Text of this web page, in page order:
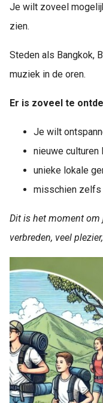
Je wilt zoveel
zien.
Steden als Bangkok,
muziek in de oren.
Er is zoveel te
Je wilt
nieuwe culturen
unieke lokale
misschien zelfs
Dit is het moment om
verbreden, veel